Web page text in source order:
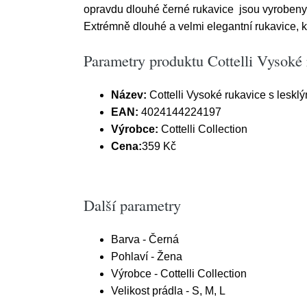
opravdu dlouhé černé rukavice jsou
Extrémně dlouhé a velmi elegantní rukavice,
Parametry produktu Cottelli
Název: Cottelli Vysoké rukavice s
EAN: 4024144224197
Výrobce: Cottelli Collection
Cena:359 Kč
Další parametry
Barva - Černá
Pohlaví - Žena
Výrobce - Cottelli Collection
Velikost prádla - S, M, L